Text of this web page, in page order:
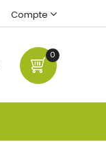
Compte
0